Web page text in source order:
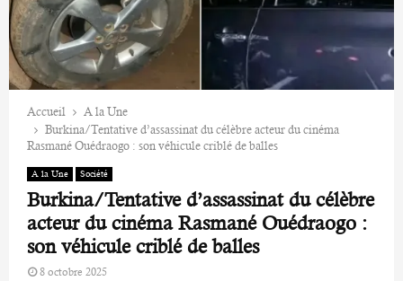
Accueil
A la Une
Burkina/Tentative d’assassinat du célèbre acteur du cinéma
Rasmané Ouédraogo : son véhicule criblé de balles
A la Une Société
Burkina/Tentative d’assassinat du célèbre
acteur du cinéma Rasmané Ouédraogo :
son véhicule criblé de balles
8 octobre 2025